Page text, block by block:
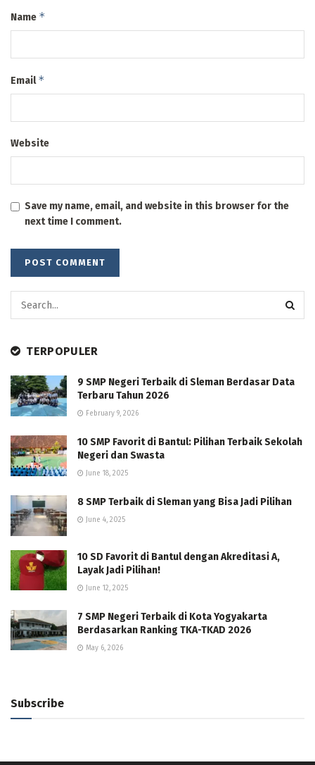
Name *
Email*
Website
Save my name, email, and website in this browser for the
next time I comment.
TERPOPULER
9 SMP Negeri Terbaik di Sleman Berdasar Data
Terbaru Tahun 2026
February 9, 2026
10 SMP Favorit di Bantul: Pilihan Terbaik Sekolah
Negeri dan Swasta
June 18, 2025
8 SMP Terbaik di Sleman yang Bisa Jadi Pilihan
June 4, 2025
10 SD Favorit di Bantul dengan Akreditasi A,
Layak Jadi Pilihan!
June 12, 2025
7 SMP Negeri Terbaik di Kota Yogyakarta
Berdasarkan Ranking TKA-TKAD 2026
May 6, 2026
Subscribe